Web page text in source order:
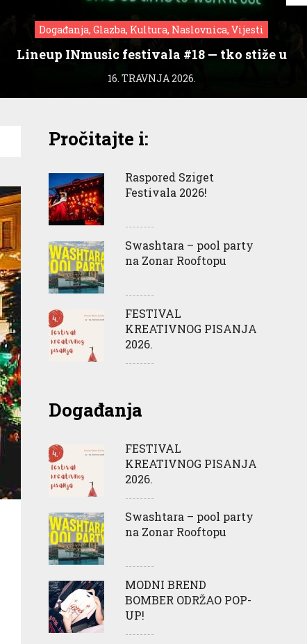
Događanja, Glazba, Kultura, Naslovnica, Vijesti
Lineup INmusic festivala #18 — tko stiže u
Zagreb?
16. TRAVNJA 2026.
Pročitajte i:
Raspored Sziget
Festivala 2026!
Swashtara – pool party
na Zonar Rooftopu
FESTIVAL
KREATIVNOG PISANJA
2026.
Događanja
FESTIVAL
KREATIVNOG PISANJA
2026.
Swashtara – pool party
na Zonar Rooftopu
MODNI BREND
BOMBER ODRŽAO POP-
UP!